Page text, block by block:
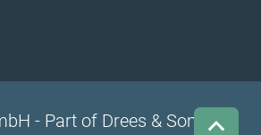
- Part of Drees & Sommer